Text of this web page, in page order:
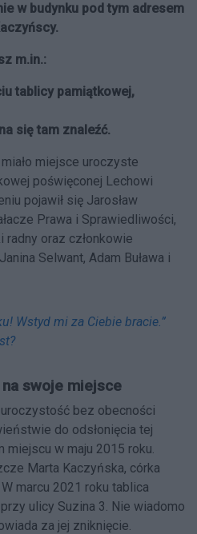
w budynku pod tym adresem
m.in.:
tablicy pamiątkowej,
się tam znaleźć.
miejsce uroczyste
poświęconej Lechowi
pojawił się Jarosław
Prawa i Sprawiedliwości,
radny oraz członkowie
Selwant, Adam Buława i
Wstyd mi za Ciebie bracie.”
swoje miejsce
uroczystość bez obecności
do odsłonięcia tej
miejscu w maju 2015 roku.
Marta Kaczyńska, córka
marcu 2021 roku tablica
ulicy Suzina 3. Nie wiadomo
za jej zniknięcie.